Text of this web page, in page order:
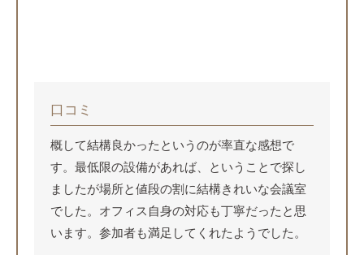
口コミ
概して結構良かったというのが率直な感想で
す。最低限の設備があれば、ということで探し
ましたが場所と値段の割に結構きれいな会議室
でした。オフィス自身の対応も丁寧だったと思